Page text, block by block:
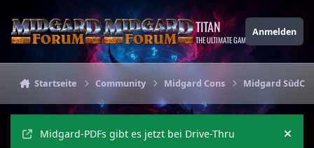
TITAN
THE ULTIMATE GAMING THEME
Anmelden
Startseite Community Midgard Cons Midgard
Midgard-PDFs gibt es jetzt bei Drive-Thru